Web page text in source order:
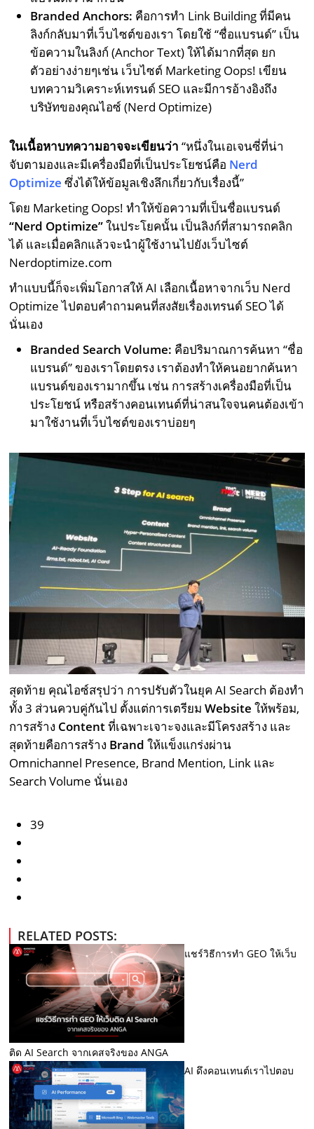
Branded Anchors: คือการทำ Link Building ที่มีคน
ลิงก์กลับมาที่เว็บไซต์ของเรา โดยใช้ “ชื่อแบรนด์” เป็น
ข้อความในลิงก์ (Anchor Text) ให้ได้มากที่สุด ยก
ตัวอย่างง่ายๆเช่น เว็บไซต์ Marketing Oops! เขียน
บทความวิเคราะห์เทรนด์ SEO และมีการอ้างอิงถึง
บริษัทของคุณไอซ์ (Nerd Optimize)
ในเนื้อหาบทความอาจจะเขียนว่า“หนึ่งในเอเจนซี่ที่น่า
จับตามองและมีเครื่องมือที่เป็นประโยชน์คือ Nerd
Optimize ซึ่งได้ให้ข้อมูลเชิงลึกเกี่ยวกับเรื่องนี้”
โดย Marketing Oops! ทำให้ข้อความที่เป็นชื่อแบรนด์
“Nerd Optimize”ในประโยคนั้น เป็นลิงก์ที่สามารถคลิก
ได้ และเมื่อคลิกแล้วจะนำผู้ใช้งานไปยังเว็บไซต์
Nerdoptimize.com
ทำแบบนี้ก็จะเพิ่มโอกาสให้ AI เลือกเนื้อหาจากเว็บ Nerd
Optimize ไปตอบคำถามคนที่สงสัยเรื่องเทรนด์ SEO ได้
นั่นเอง
Branded Search Volume: คือปริมาณการค้นหา “ชื่อ
แบรนด์” ของเราโดยตรง เราต้องทำให้คนอยากค้นหา
แบรนด์ของเรามากขึ้น เช่น การสร้างเครื่องมือที่เป็น
ประโยชน์ หรือสร้างคอนเทนต์ที่น่าสนใจจนคนต้องเข้า
มาใช้งานที่เว็บไซต์ของเราบ่อยๆ
สุดท้าย คุณไอซ์สรุปว่า การปรับตัวในยุค AI Search ต้องทำ
ทั้ง 3 ส่วนควบคู่กันไป ตั้งแต่การเตรียม Website ให้พร้อม,
การสร้าง Contentที่เฉพาะเจาะจงและมีโครงสร้าง และ
สุดท้ายคือการสร้าง Brand ให้แข็งแกร่งผ่าน
Omnichannel Presence, Brand Mention, Link และ
Search Volume นั่นเอง
39
RELATED POSTS:
แชร์วิธีการทำ GEO ให้เว็บ
ติด AI Search จากเคสจริงของ ANGA
AI ดึงคอนเทนต์เราไปตอบ